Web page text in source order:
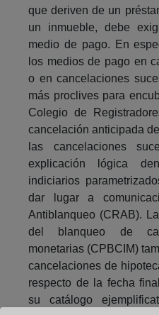
que deriven de un
un inmueble, debe
medio de pago. En
los medios de pago en
o en cancelaciones
más proclives para
Colegio de
cancelación anticipada
las cancelaciones
explicación lógica
indiciarios
dar lugar a
Antiblanqueo (CRAB).
del blanqueo de
monetarias (CPBCIM)
cancelaciones de
respecto de la fecha
su catálogo